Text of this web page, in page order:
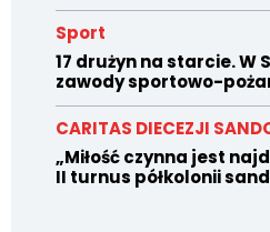
Sport
17 drużyn na starcie. W
zawody sportowo-
CARITAS DIECEZJI
„Miłość czynna jest
II turnus półkolonii